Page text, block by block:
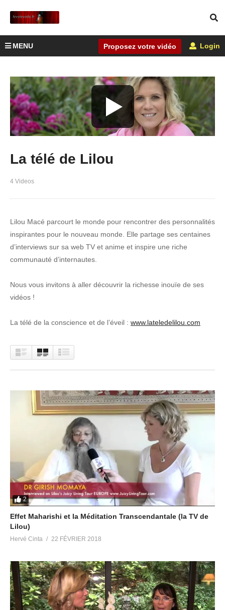
MENU Proposez votre vidéo Login
La télé de Lilou
4 Videos
Lilou Macé parcourt le monde pour rencontrer des personnalités
inspirantes pour le nouveau monde. Elle partage ses centaines
d’interviews sur sa web TV et anime et inspire une riche
communauté d’internautes.
Nous vous invitons à aller découvrir la richesse inouïe de ses
vidéos !
La télé de la conscience et de l’éveil : www.lateledelilou.com
2
Effet Maharishi et la Méditation Transcendantale (la TV de
Lilou)
Hervé Cinta 22 FÉVRIER 2018